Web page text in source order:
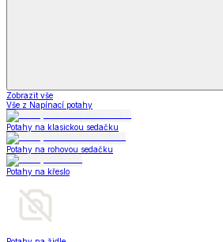
Zobrazit vše
Vše z Napínací potahy
Potahy na klasickou sedačku
Potahy na rohovou sedačku
Potahy na křeslo